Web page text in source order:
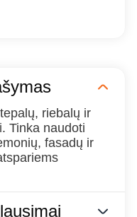
riebalų ir
Tinka naudoti
fasadų ir